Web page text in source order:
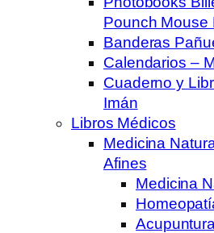
Pounch Mouse
Banderas
Calendarios –
Cuaderno y
Imán
Libros Médicos
Medicina
Afines
Medicina